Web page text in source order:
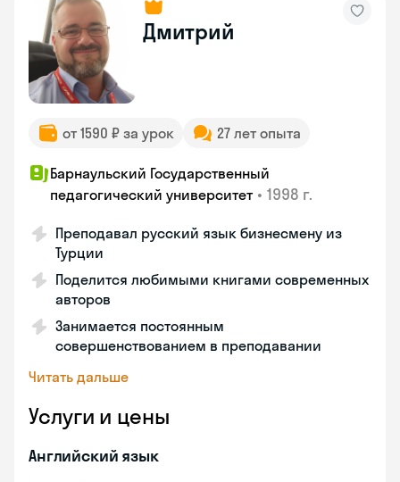
Дмитрий
от 1590 ₽ за урок 27 лет опыта
Барнаульский Государственный
педагогический университет • 1998 г.
Преподавал русский язык бизнесмену из
Турции
Поделится любимыми книгами современных
авторов
Занимается постоянным
совершенствованием в преподавании
Читать дальше
Услуги и цены
Английский язык